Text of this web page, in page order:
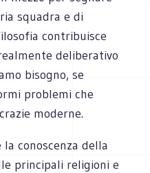
squadra e di
contribuisce
deliberativo
bisogno, se
problemi che
moderne.
conoscenza della
principali religioni e